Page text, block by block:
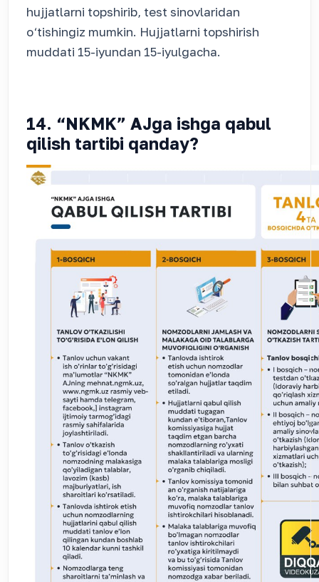
hujjatlarni topshirib, test sinovlaridan
o‘tishingiz mumkin. Hujjatlarni topshirish
muddati 15-iyundan 15-iyulgacha.
14. “NKMK” AJga ishga qabul
qilish tartibi qanday?